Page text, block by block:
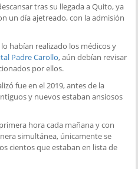
tras su llegada a Quito, ya
un día ajetreado, con la admisión
habían realizado los médicos y
Padre Carollo, aún debían revisar
por ellos.
fue en el 2019, antes de la
y nuevos estaban ansiosos
hora cada mañana y con
simultánea, únicamente se
cientos que estaban en lista de